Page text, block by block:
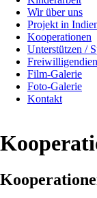
Wir über uns
Projekt in
Kooperationen
Unterstützen /
Film-Galerie
Foto-Galerie
Kontakt